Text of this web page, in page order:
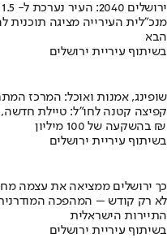
ירושלים 2040: העיר נערכת ל- 1.5 מליון תושבים
מנכ"לית העירייה מציגה תוכנית
הבא
בשיתוף עיריית ירושלים
שופינג, אמנות ואוכל: המרכז
קפיצה קטנה לחו"ל: טיילת חדשה,
בהשקעה של 100 מיליון ₪
בשיתוף עיריית ירושלים
כך ירושלים ממציאה את עצמה
לא רק קודש – המהפכה
התיירות הישראלית
בשיתוף עיריית ירושלים